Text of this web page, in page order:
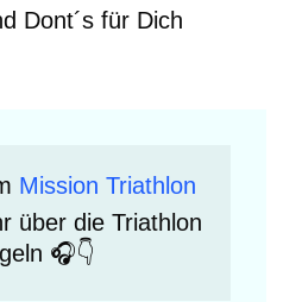
Dont´s für Dich
Mission Triathlon
über die Triathlon
🎧👇